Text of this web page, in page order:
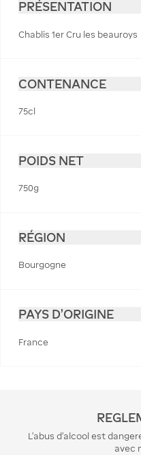
PRÉSENTATION
Chablis 1er Cru les beauroys
CONTENANCE
75cl
POIDS NET
750g
RÉGION
Bourgogne
PAYS D'ORIGINE
France
L’abus d’alcool est
avec